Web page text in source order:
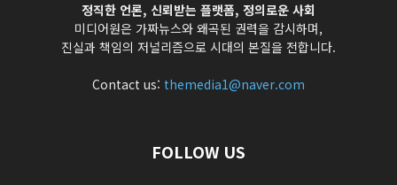
정직한 언론, 신뢰받는 플랫폼, 정의로운 사회
미디어원은 가짜뉴스와 왜곡된 권력을 감시하며,
진실과 책임의 저널리즘으로 시대의 본질을 전합니다.
Contact us: themedia1@naver.com
FOLLOW US